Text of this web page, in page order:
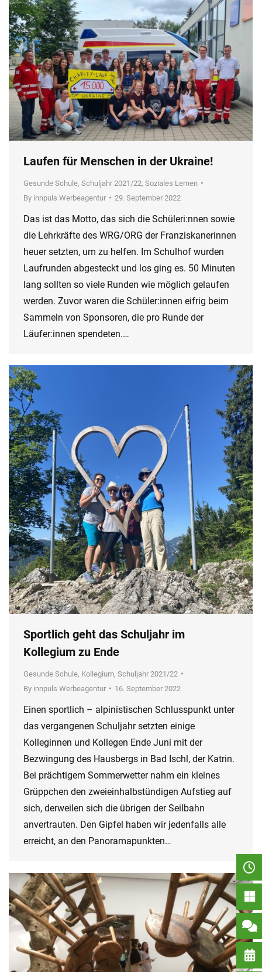
Laufen für Menschen in der Ukraine!
Gesunde Schule, Schuljahr 2021/22, Soziales Lernen
By innpuls Werbeagentur 29. September 2022
Das ist das Motto, das sich die Schüleri:nnen sowie
die Lehrkräfte des WRG/ORG der Franziskanerinnen
heuer setzten, um zu helfen. Im Schulhof wurden
Laufrunden abgesteckt und los ging es. 50 Minuten
lang sollten so viele Runden wie möglich gelaufen
werden. Zuvor waren die Schüler:innen eifrig beim
Sammeln von Sponsoren, die pro Runde der
Läufer:innen spendeten.…
Sportlich geht das Schuljahr im
Kollegium zu Ende
Gesunde Schule, Kollegium, Schuljahr 2021/22
By innpuls Werbeagentur 16. September 2022
Einen sportlich – alpinistischen Schlusspunkt unter
das vergangenen Schuljahr setzten einige
Kolleginnen und Kollegen Ende Juni mit der
Bezwingung des Hausbergs in Bad Ischl, der Katrin.
Bei prächtigem Sommerwetter nahm ein kleines
Grüppchen den zweieinhalbstündigen Aufstieg auf
sich, derweilen sich die übrigen der Seilbahn
anvertrauten. Den Gipfel haben wir jedenfalls alle
erreicht, an den Panoramapunkten…